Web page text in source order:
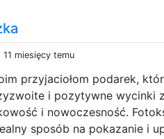
miesięcy temu
przyjaciołom podarek,
i pozytywne wycinki
i nowoczesność.
sposób na pokazanie i